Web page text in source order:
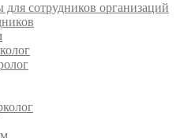
сотрудников организаций